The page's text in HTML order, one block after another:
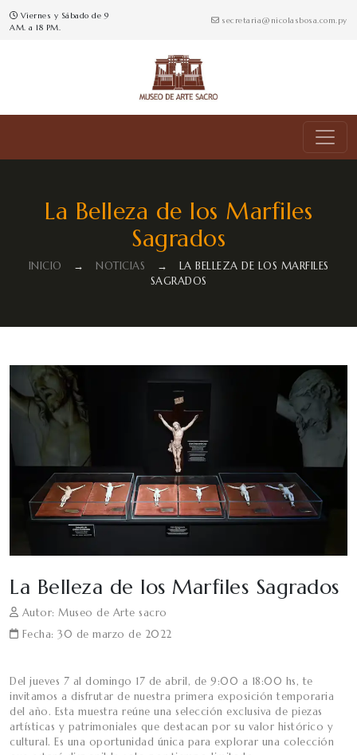
Viernes y Sábado de 9
AM. a 18 PM.
secretaria@nicolasbosa.com.py
La Belleza de los Marfiles
Sagrados
INICIO → NOTICIAS →
LA BELLEZA DE LOS MARFILES
SAGRADOS
La Belleza de los Marfiles Sagrados
Autor: Museo de Arte sacro
Fecha: 30 de marzo de 2022
Del jueves 7 al domingo 17 de abril, de 9:00 a 18:00 hs, te
invitamos a disfrutar de nuestra primera exposición temporaria
del año. Esta muestra reúne una selección exclusiva de piezas
artísticas y patrimoniales que destacan por su valor histórico y
cultural. Es una oportunidad única para explorar una colección